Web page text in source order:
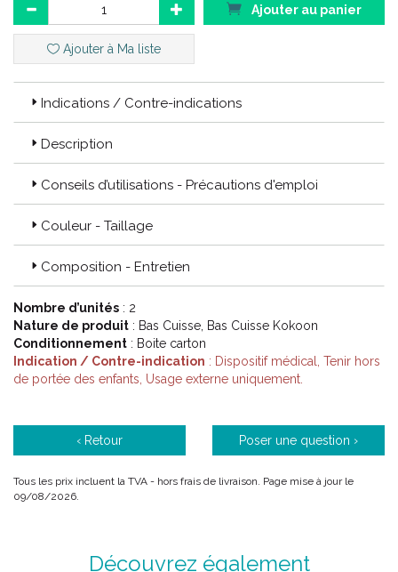
>> choisir votre taille dans le menu déroulant
Garanties Thuasne :
Thuasne a toujours fait le choix de l’ excellence par respect du
avec les organismes de certification médicale.
Des solutions thérapeutiques soutenues par des études
cliniques menées par des professionnels de santé.
Le respect de l' environnement :
Thuasne s’ est depuis longtemps engagé dans une démarche
active de réduction de son impact environnemental.
Code ACL : 6298579 / 6298580 / 6298628 / 6298629 /
3111790043928 / 3111790043935 / 3111790043942 /
Ajouter au panier
Ajouter à Ma liste
Indications / Contre-indications
Description
Conseils d’utilisations - Précautions d'emploi
Couleur - Taillage
Composition - Entretien
Nombre d’unités : 2
Nature de produit : Bas Cuisse, Bas Cuisse Kokoon
Conditionnement : Boite carton
Indication / Contre-indication : Dispositif médical, Tenir hors
de portée des enfants, Usage externe uniquement.
‹ Retour Poser une question ›
Tous les prix incluent la TVA - hors frais de livraison. Page mise à jour le
09/08/2026.
Découvrez également